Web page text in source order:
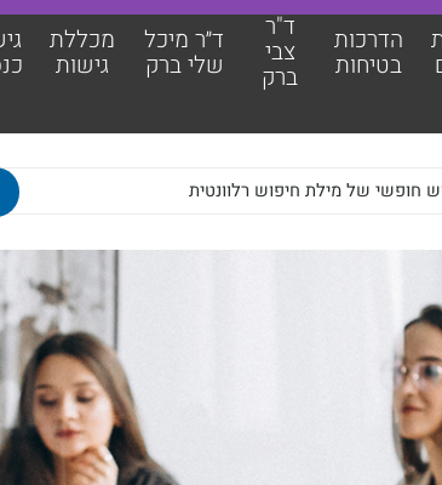
הדרכות
בטיחות
ד"ר
צבי
ברק
ד״ר מיכל
שלי ברק
מכללת
גישות
ברק
מאמרים מקצועיים
צוות גישות